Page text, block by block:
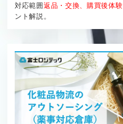
対応範囲返品・交換、購買後体験
ント解説。